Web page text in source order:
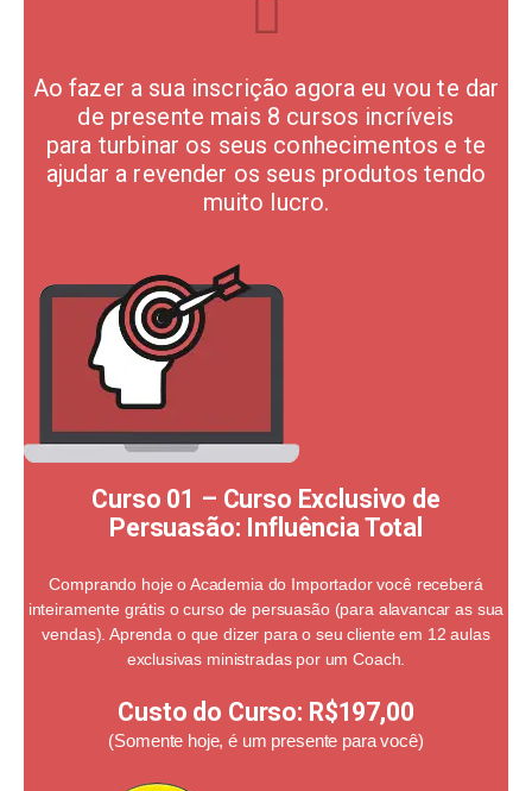
Ao fazer a sua inscrição agora eu vou te dar
de presente mais 8 cursos incríveis
para turbinar os seus conhecimentos e te
ajudar a revender os seus produtos tendo
muito lucro.
Curso 01 – Curso Exclusivo de
Persuasão: Influência Total
Comprando hoje o Academia do Importador você receberá
inteiramente grátis o curso de persuasão (para alavancar as sua
vendas). Aprenda o que dizer para o seu cliente em 12 aulas
exclusivas ministradas por um Coach.
Custo do Curso: R$197,00
(Somente hoje, é um presente para você)